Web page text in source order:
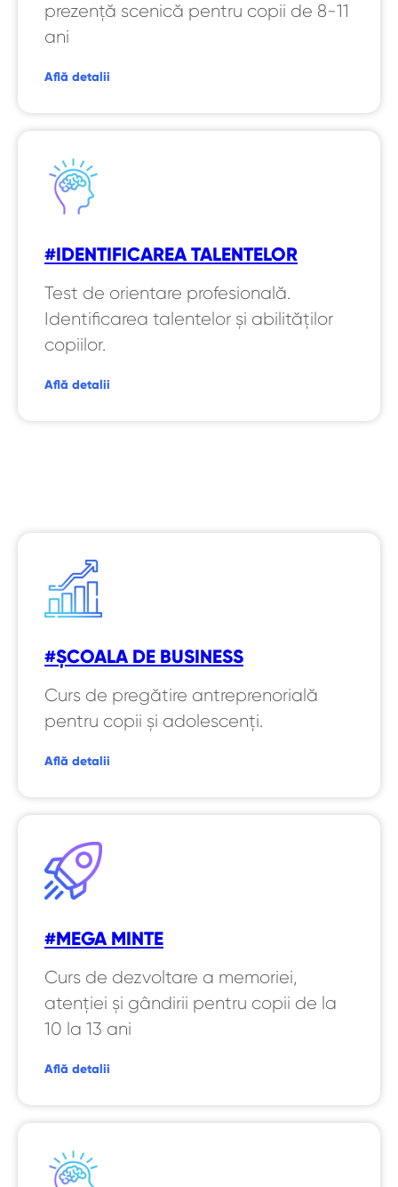
prezență scenică pentru copii de 8-11
ani
Află detalii
#IDENTIFICAREA TALENTELOR
Test de orientare profesională.
Identificarea talentelor și abilităților
copiilor.
Află detalii
#ȘCOALA DE BUSINESS
Curs de pregătire antreprenorială
pentru copii și adolescenți.
Află detalii
#MEGA MINTE
Curs de dezvoltare a memoriei,
atenției și gândirii pentru copii de la
10 la 13 ani
Află detalii